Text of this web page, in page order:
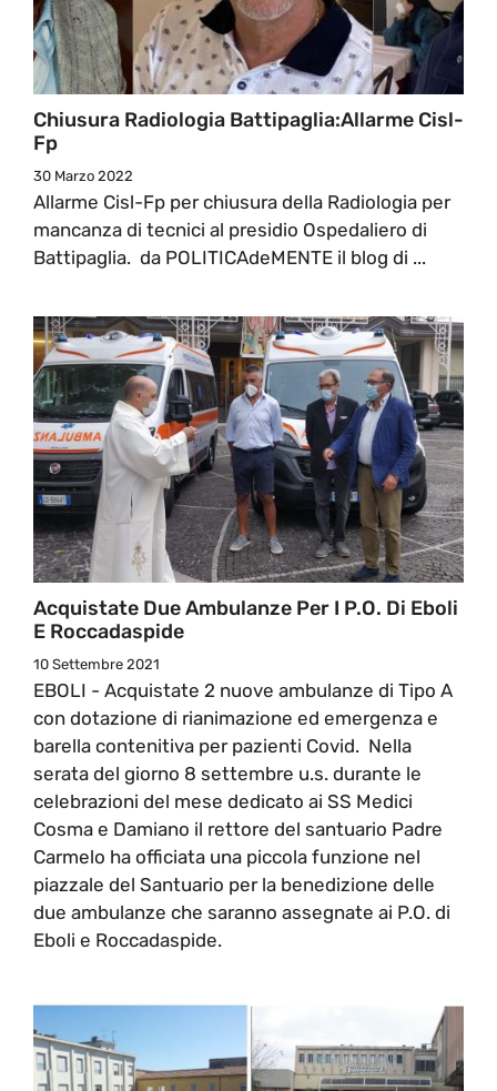
Chiusura Radiologia Battipaglia:Allarme Cisl-
Fp
30 Marzo 2022
Allarme Cisl-Fp per chiusura della Radiologia per
mancanza di tecnici al presidio Ospedaliero di
Battipaglia. da POLITICAdeMENTE il blog di ...
Acquistate Due Ambulanze Per I P.O. Di Eboli
E Roccadaspide
10 Settembre 2021
EBOLI - Acquistate 2 nuove ambulanze di Tipo A
con dotazione di rianimazione ed emergenza e
barella contenitiva per pazienti Covid. Nella
serata del giorno 8 settembre u.s. durante le
celebrazioni del mese dedicato ai SS Medici
Cosma e Damiano il rettore del santuario Padre
Carmelo ha officiata una piccola funzione nel
piazzale del Santuario per la benedizione delle
due ambulanze che saranno assegnate ai P.O. di
Eboli e Roccadaspide.